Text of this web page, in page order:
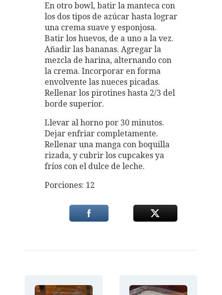
En otro bowl, batir la manteca con
los dos tipos de azúcar hasta lograr
una crema suave y esponjosa.
Batir los huevos, de a uno a la vez.
Añadir las bananas. Agregar la
mezcla de harina, alternando con
la crema. Incorporar en forma
envolvente las nueces picadas.
Rellenar los pirotines hasta 2/3 del
borde superior.
Llevar al horno por 30 minutos.
Dejar enfriar completamente.
Rellenar una manga con boquilla
rizada, y cubrir los cupcakes ya
fríos con el dulce de leche.
Porciones: 12